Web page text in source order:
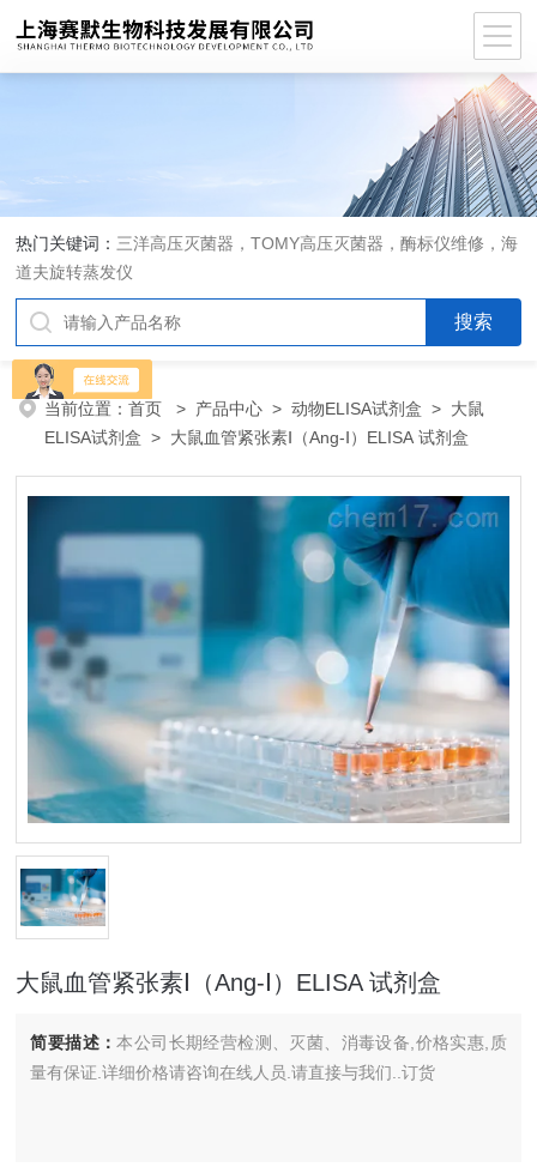
热门关键词： 三洋高压灭菌器，TOMY高压灭菌器，酶标仪维修，海
道夫旋转蒸发仪
当前位置：首页 > 产品中心 >动物ELISA试剂盒 > 大鼠
ELISA试剂盒 > 大鼠血管紧张素Ⅰ（Ang-Ⅰ）ELISA 试剂盒
大鼠血管紧张素Ⅰ（Ang-Ⅰ）ELISA 试剂盒
简要描述：本公司长期经营检测、灭菌、消毒设备,价格实惠,质
量有保证.详细价格请咨询在线人员.请直接与我们..订货